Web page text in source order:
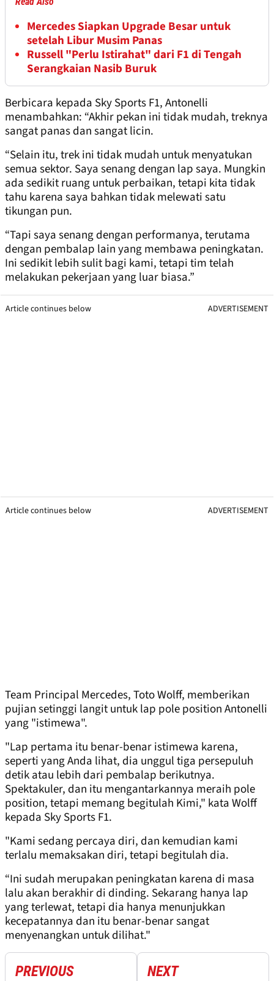
Mercedes Siapkan Upgrade Besar untuk
setelah Libur Musim Panas
Russell "Perlu Istirahat" dari F1 di Tengah
Serangkaian Nasib Buruk
Berbicara kepada Sky Sports F1, Antonelli
menambahkan: “Akhir pekan ini tidak mudah, treknya
sangat panas dan sangat licin.
“Selain itu, trek ini tidak mudah untuk menyatukan
semua sektor. Saya senang dengan lap saya. Mungkin
ada sedikit ruang untuk perbaikan, tetapi kita tidak
tahu karena saya bahkan tidak melewati satu
tikungan pun.
“Tapi saya senang dengan performanya, terutama
dengan pembalap lain yang membawa peningkatan.
Ini sedikit lebih sulit bagi kami, tetapi tim telah
melakukan pekerjaan yang luar biasa.”
Article continues below ADVERTISEMENT
Article continues below ADVERTISEMENT
Team Principal Mercedes, Toto Wolff, memberikan
pujian setinggi langit untuk lap pole position Antonelli
yang "istimewa".
"Lap pertama itu benar-benar istimewa karena,
seperti yang Anda lihat, dia unggul tiga persepuluh
detik atau lebih dari pembalap berikutnya.
Spektakuler, dan itu mengantarkannya meraih pole
position, tetapi memang begitulah Kimi," kata Wolff
kepada Sky Sports F1.
"Kami sedang percaya diri, dan kemudian kami
terlalu memaksakan diri, tetapi begitulah dia.
“Ini sudah merupakan peningkatan karena di masa
lalu akan berakhir di dinding. Sekarang hanya lap
yang terlewat, tetapi dia hanya menunjukkan
kecepatannya dan itu benar-benar sangat
menyenangkan untuk dilihat."
PREVIOUS NEXT